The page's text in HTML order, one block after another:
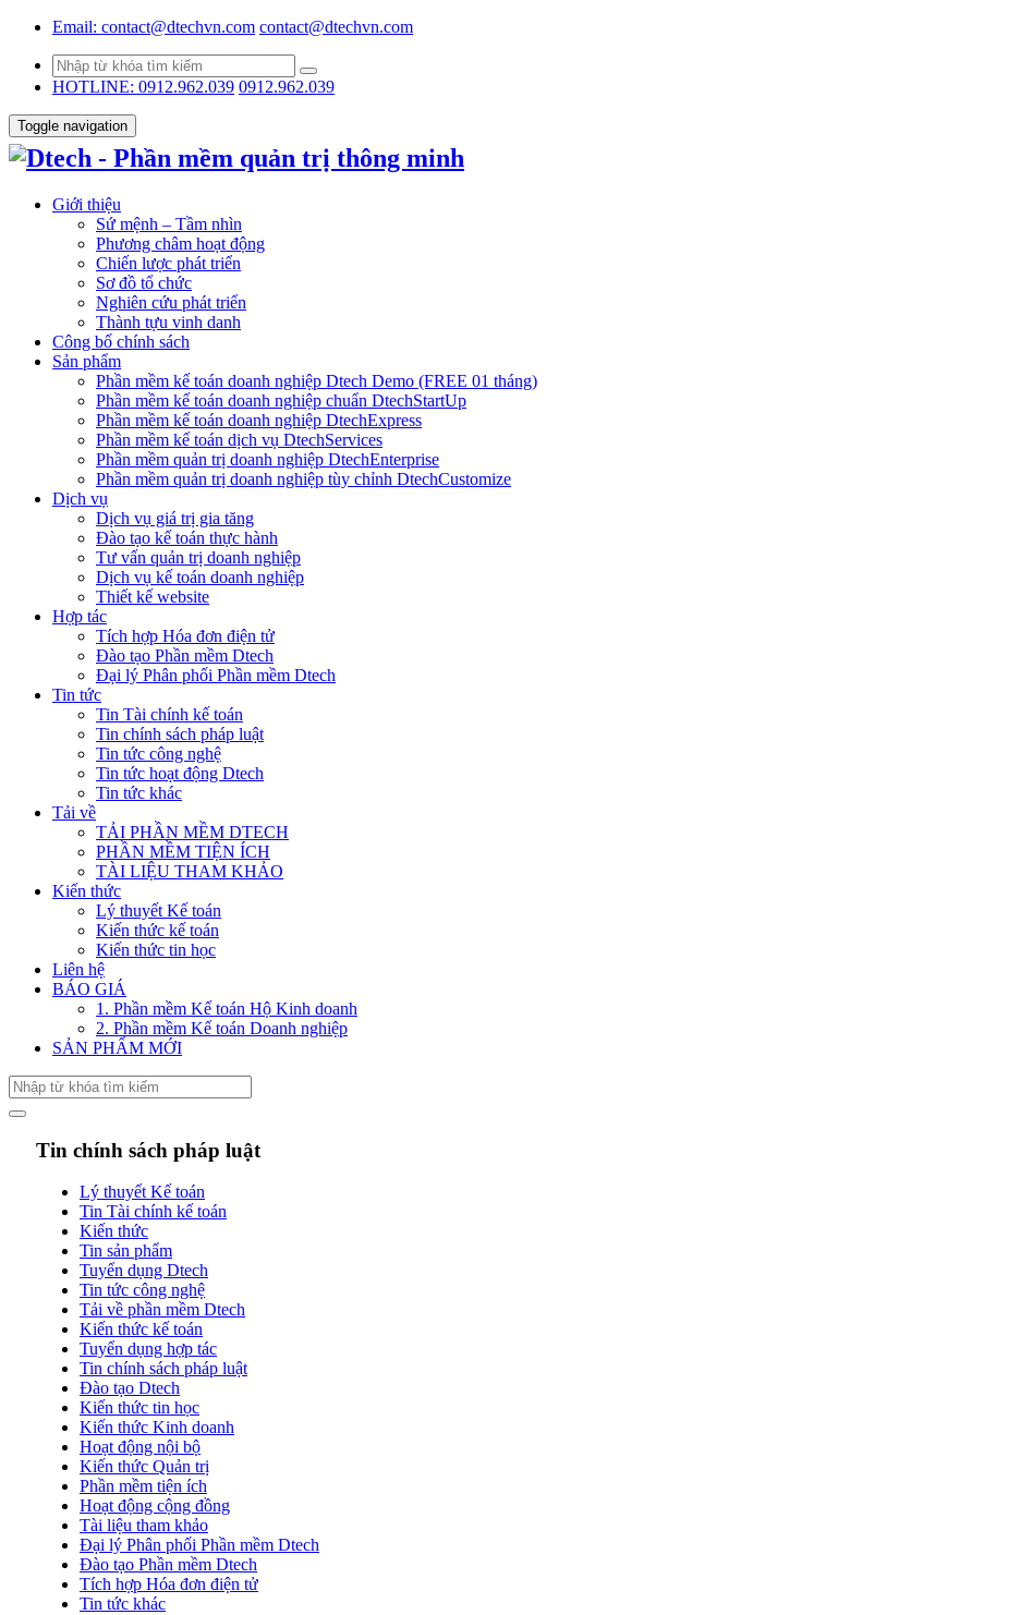
Email: contact@dtechvn.com contact@dtechvn.com
HOTLINE: 0912.962.039 0912.962.039
Toggle navigation
Giới thiệu
Sứ mệnh – Tầm nhìn
Phương châm hoạt động
Chiến lược phát triển
Sơ đồ tổ chức
Nghiên cứu phát triển
Thành tựu vinh danh
Công bố chính sách
Sản phẩm
Phần mềm kế toán doanh nghiệp Dtech Demo (FREE 01 tháng)
Phần mềm kế toán doanh nghiệp chuẩn DtechStartUp
Phần mềm kế toán doanh nghiệp DtechExpress
Phần mềm kế toán dịch vụ DtechServices
Phần mềm quản trị doanh nghiệp DtechEnterprise
Phần mềm quản trị doanh nghiệp tùy chỉnh DtechCustomize
Dịch vụ
Dịch vụ giá trị gia tăng
Đào tạo kế toán thực hành
Tư vấn quản trị doanh nghiệp
Dịch vụ kế toán doanh nghiệp
Thiết kế website
Hợp tác
Tích hợp Hóa đơn điện tử
Đào tạo Phần mềm Dtech
Đại lý Phân phối Phần mềm Dtech
Tin tức
Tin Tài chính kế toán
Tin chính sách pháp luật
Tin tức công nghệ
Tin tức hoạt động Dtech
Tin tức khác
Tải về
TẢI PHẦN MỀM DTECH
PHẦN MỀM TIỆN ÍCH
TÀI LIỆU THAM KHẢO
Kiến thức
Lý thuyết Kế toán
Kiến thức kế toán
Kiến thức tin học
Liên hệ
BÁO GIÁ
1. Phần mềm Kế toán Hộ Kinh doanh
2. Phần mềm Kế toán Doanh nghiệp
SẢN PHẨM MỚI
Tin chính sách pháp luật
Lý thuyết Kế toán
Tin Tài chính kế toán
Kiến thức
Tin sản phẩm
Tuyển dụng Dtech
Tin tức công nghệ
Tải về phần mềm Dtech
Kiến thức kế toán
Tuyển dụng hợp tác
Tin chính sách pháp luật
Đào tạo Dtech
Kiến thức tin học
Kiến thức Kinh doanh
Hoạt động nội bộ
Kiến thức Quản trị
Phần mềm tiện ích
Hoạt động cộng đồng
Tài liệu tham khảo
Đại lý Phân phối Phần mềm Dtech
Đào tạo Phần mềm Dtech
Tích hợp Hóa đơn điện tử
Tin tức khác